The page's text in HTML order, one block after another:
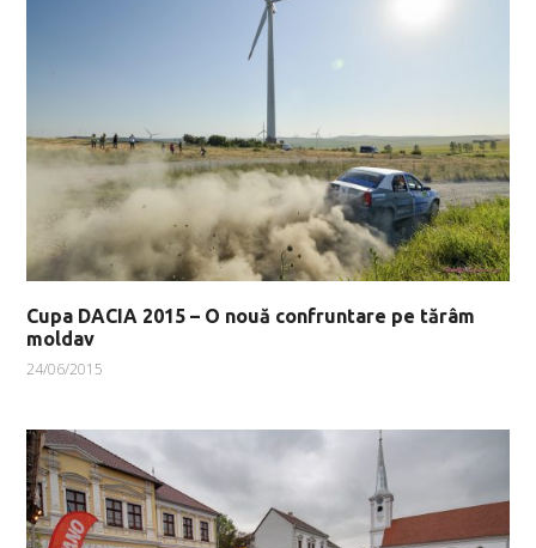
Cupa DACIA 2015 – O nouă confruntare pe tărâm
moldav
24/06/2015